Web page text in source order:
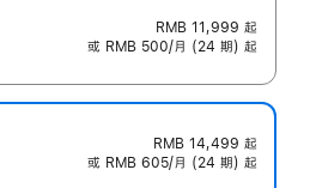
RMB 11,999 起
或 RMB 500/月 (24 期) 起
RMB 14,499 起
或 RMB 605/月 (24 期) 起